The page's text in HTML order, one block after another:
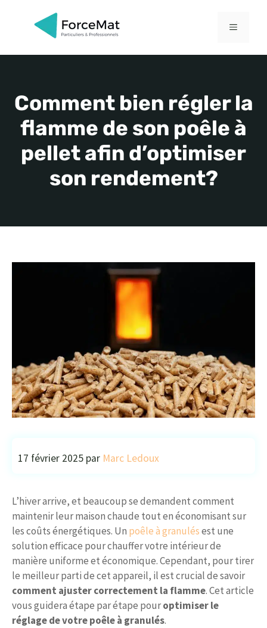
MENU
Comment bien régler la
flamme de son poêle à
pellet afin d’optimiser
son rendement?
17 février 2025 par Marc Ledoux
L’hiver arrive, et beaucoup se demandent comment
maintenir leur maison chaude tout en économisant sur
les coûts énergétiques. Un poêle à granulésest une
solution efficace pour chauffer votre intérieur de
manière uniforme et économique. Cependant, pour tirer
le meilleur parti de cet appareil, il est crucial de savoir
comment ajuster correctement la flamme. Cet article
vous guidera étape par étape pouroptimiser le
réglage de votre poêle à granulés.